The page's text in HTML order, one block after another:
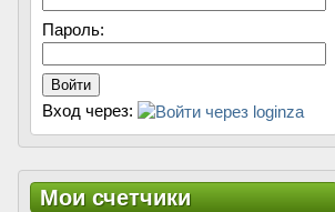
Пароль:
Войти
Вход через:
Мои счетчики